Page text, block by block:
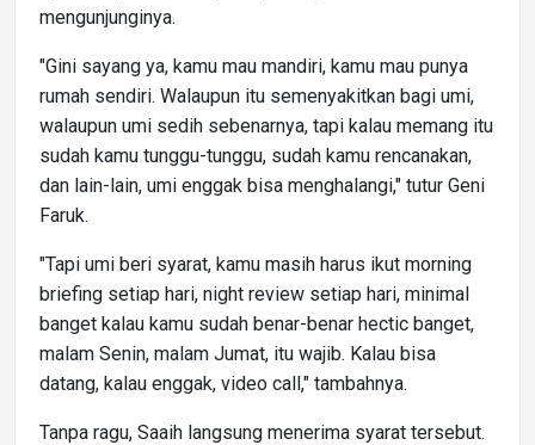
mengunjunginya.
"Gini sayang ya, kamu mau mandiri, kamu mau punya
rumah sendiri. Walaupun itu semenyakitkan bagi umi,
walaupun umi sedih sebenarnya, tapi kalau memang itu
sudah kamu tunggu-tunggu, sudah kamu rencanakan,
dan lain-lain, umi enggak bisa menghalangi," tutur Geni
Faruk.
"Tapi umi beri syarat, kamu masih harus ikut morning
briefing setiap hari, night review setiap hari, minimal
banget kalau kamu sudah benar-benar hectic banget,
malam Senin, malam Jumat, itu wajib. Kalau bisa
datang, kalau enggak, video call," tambahnya.
Tanpa ragu, Saaih langsung menerima syarat tersebut.